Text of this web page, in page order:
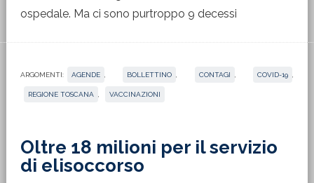
ospedale. Ma ci sono purtroppo 9 decessi
ARGOMENTI: AGENDE BOLLETTINO CONTAGI COVID-19
REGIONE TOSCANA VACCINAZIONI
Oltre 18 milioni per il servizio
di elisoccorso